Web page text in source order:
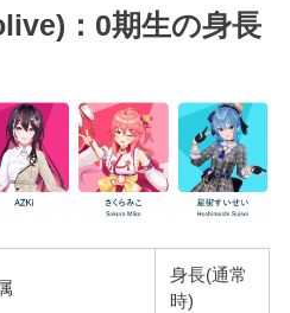
：0期生の身長
身長(通常
時)